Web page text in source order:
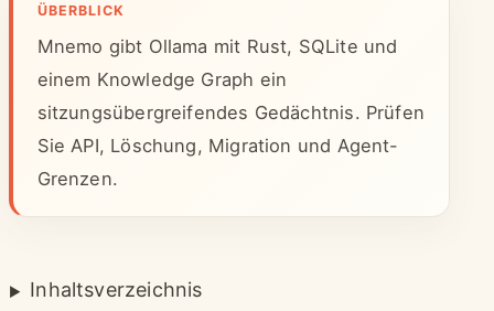
ÜBERBLICK
Mnemo gibt Ollama mit Rust, SQLite und
einem Knowledge Graph ein
sitzungsübergreifendes Gedächtnis. Prüfen
Sie API, Löschung, Migration und Agent-
Grenzen.
Inhaltsverzeichnis